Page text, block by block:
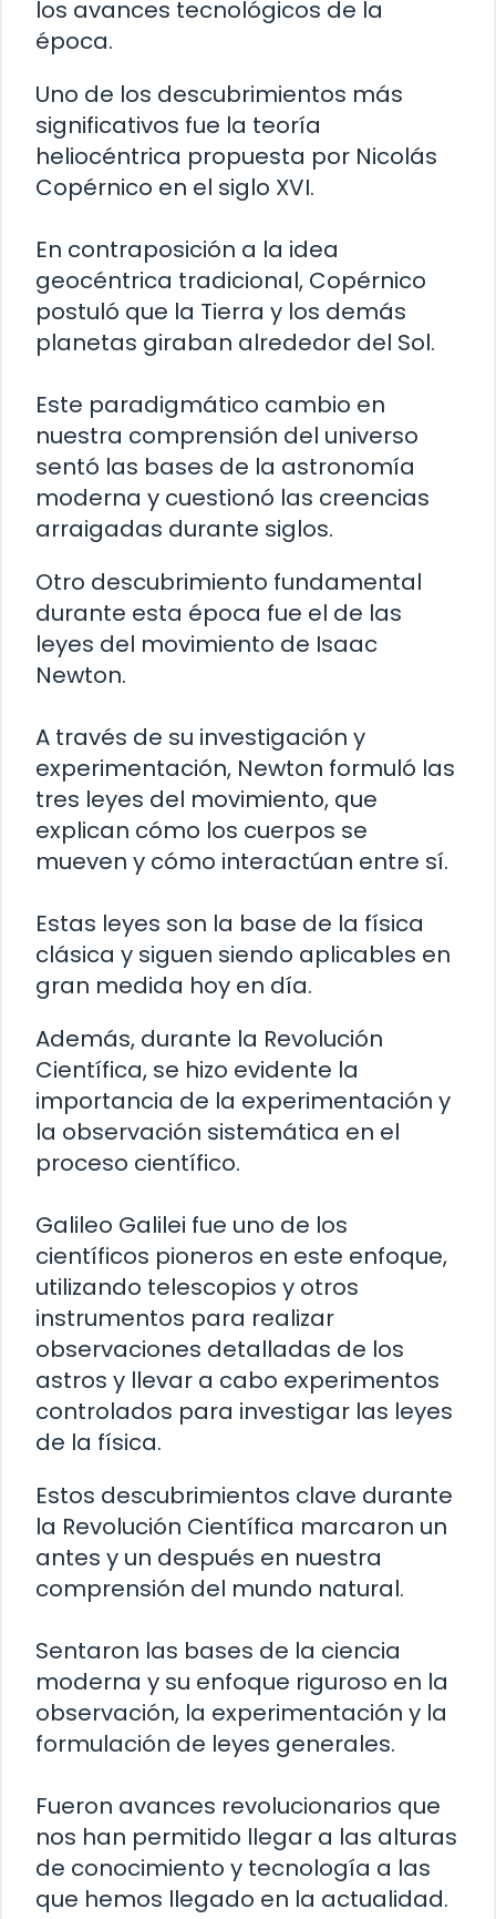
los avances tecnológicos de la
época.
Uno de los descubrimientos más
significativos fue la teoría
heliocéntrica propuesta por Nicolás
Copérnico en el siglo XVI.
En contraposición a la idea
geocéntrica tradicional, Copérnico
postuló que la Tierra y los demás
planetas giraban alrededor del Sol.
Este paradigmático cambio en
nuestra comprensión del universo
sentó las bases de la astronomía
moderna y cuestionó las creencias
arraigadas durante siglos.
Otro descubrimiento fundamental
durante esta época fue el de las
leyes del movimiento de Isaac
Newton.
A través de su investigación y
experimentación, Newton formuló las
tres leyes del movimiento, que
explican cómo los cuerpos se
mueven y cómo interactúan entre sí.
Estas leyes son la base de la física
clásica y siguen siendo aplicables en
gran medida hoy en día.
Además, durante la Revolución
Científica, se hizo evidente la
importancia de la experimentación y
la observación sistemática en el
proceso científico.
Galileo Galilei fue uno de los
científicos pioneros en este enfoque,
utilizando telescopios y otros
instrumentos para realizar
observaciones detalladas de los
astros y llevar a cabo experimentos
controlados para investigar las leyes
de la física.
Estos descubrimientos clave durante
la Revolución Científica marcaron un
antes y un después en nuestra
comprensión del mundo natural.
Sentaron las bases de la ciencia
moderna y su enfoque riguroso en la
observación, la experimentación y la
formulación de leyes generales.
Fueron avances revolucionarios que
nos han permitido llegar a las alturas
de conocimiento y tecnología a las
que hemos llegado en la actualidad.